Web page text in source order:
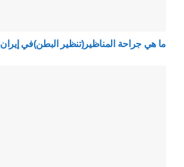
ما هي جراحة المناظير(تنظير البطن)في إيران